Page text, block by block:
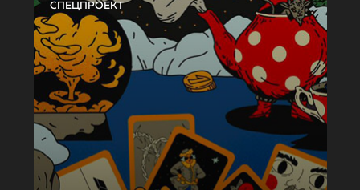
СПЕЦПРОЕКТ